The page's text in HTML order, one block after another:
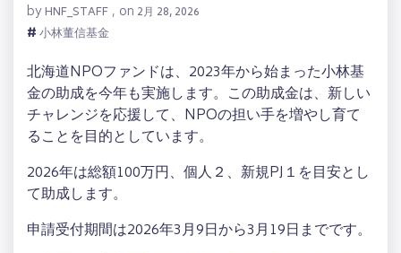
byHNF_STAFF , on 2月 28, 2026
#小林董信基金
北海道NPOファンドは、2023年から始まった小林基
金の助成を今年も実施します。この助成金は、新しい
チャレンジを応援して、NPOの担い手を増やし育て
ることを目的としています。
2026年は総額100万円、個人２、新規PJ１を目安とし
て助成します。
申請受付期間は2026年3月9日から3月19日までです。